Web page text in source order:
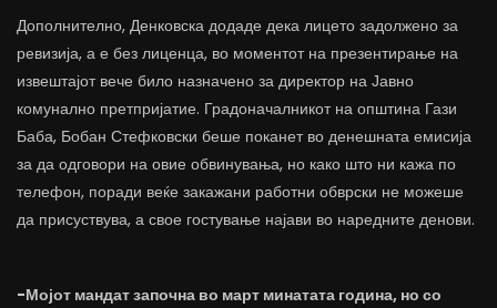
Дополнително, Денковска додаде дека лицето задолжено за
ревизија, а е без лиценца, во моментот на презентирање на
извештајот вече било назначено за директор на Јавно
комунално претпријатие. Градоначалникот на општина Гази
Баба, Бобан Стефковски беше поканет во денешната емисија
за да одговори на овие обвинувања, но како што ни кажа по
телефон, поради веќе закажани работни обврски не можеше
да присуствува, а свое гостување најави во наредните денови.
-Мојот мандат започна во март минатата година, но со